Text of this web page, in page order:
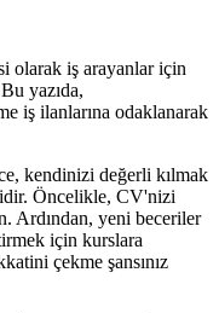
olarak iş arayanlar için
yazıda,
iş ilanlarına odaklanarak
kendinizi değerli kılmak
Öncelikle, CV'nizi
Ardından, yeni beceriler
için kurslara
çekme şansınız